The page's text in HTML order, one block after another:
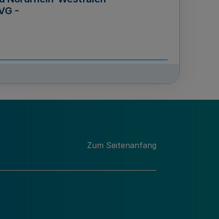
-
Männern für das Land
Zum Seitenanfang